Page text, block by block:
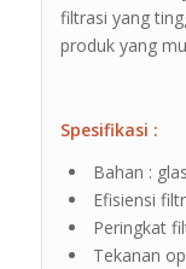
filtrasi yang
produk yang
Spesifikasi :
Bahan :
Efisiensi
Peringkat
Tekanan